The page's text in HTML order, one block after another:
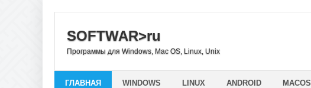
SOFTWAR>ru
Программы для Windows, Mac OS, Linux, Unix
ГЛАВНАЯ WINDOWS LINUX ANDROID MACOS